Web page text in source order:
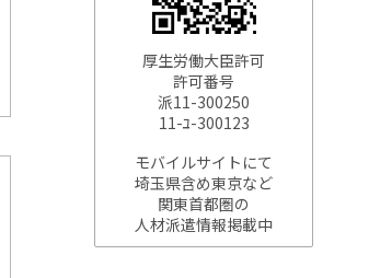
厚生労働大臣許可
許可番号
派11-300250
11-ﾕ-300123
モバイルサイトにて
埼玉県含め東京など
関東首都圏の
人材派遣情報掲載中